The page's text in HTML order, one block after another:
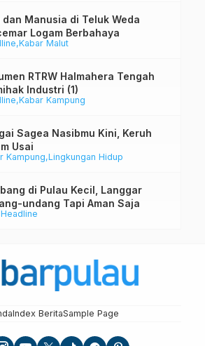
Kabar Malut
Manusia di Teluk Weda
Tercemar Logam Berbahaya
Kabar Kampung
RTRW Halmahera Tengah
Industri (1)
Kampung Lingkungan Hidup
Sagea Nasibmu Kini, Keruh
Usai
Headline
di Pulau Kecil, Langgar
undang Tapi Aman Saja
Index BeritaSample Page